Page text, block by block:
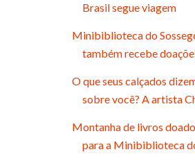
Brasil segue viagem
Minibiblioteca do
também recebe
O que seus calçados
sobre você? A artista
Montanha de livros
para a Minibiblioteca